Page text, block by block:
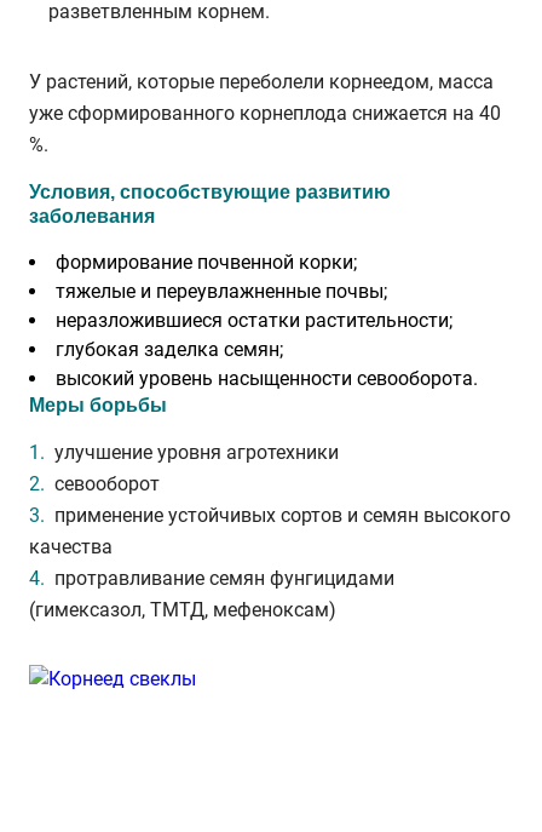
разветвленным корнем.
У растений, которые переболели корнеедом, масса
уже сформированного корнеплода снижается на 40
%.
Условия, способствующие развитию
заболевания
формирование почвенной корки;
тяжелые и переувлажненные почвы;
неразложившиеся остатки растительности;
глубокая заделка семян;
высокий уровень насыщенности севооборота.
Меры борьбы
улучшение уровня агротехники
севооборот
применение устойчивых сортов и семян высокого
качества
протравливание семян фунгицидами
(гимексазол, ТМТД, мефеноксам)